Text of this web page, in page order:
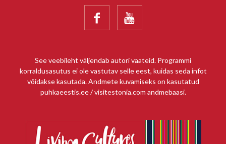
 
See veebileht väljendab autori vaateid. Programmi
korraldusasutus ei ole vastutav selle eest, kuidas seda infot
võidakse kasutada. Andmete kuvamiseks on kasutatud
puhkaeestis.ee / visitestonia.com andmebaasi.